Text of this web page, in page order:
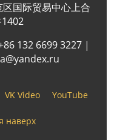
国际贸易中心上合
132 6699 3227 |
VK Video YouTube
наверх